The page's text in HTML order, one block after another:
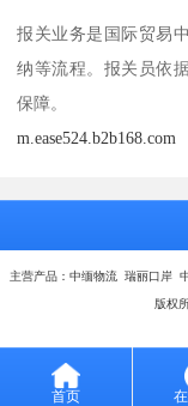
报关业务是国际贸易
纳等流程。报关员依
保障。
m.ease524.b2b168.com
主营产品：中缅物流 瑞丽口岸
版权
首页